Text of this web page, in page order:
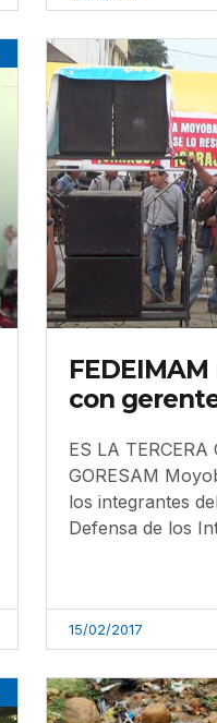
con
ES LA TERCERA
GORESAM
los integrantes
Defensa de los
15/02/2017